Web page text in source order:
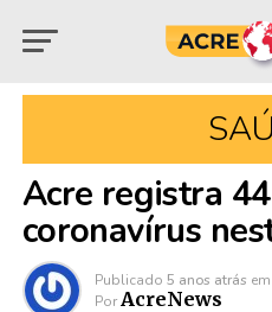
Acre registra
coronavírus
Publicado 5 anos atrás em
Por AcreNews